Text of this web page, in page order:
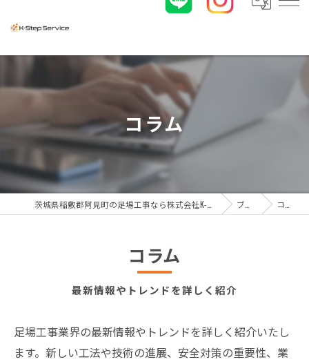
コラム
ブログ コラム
コラム
最新情報やトレンドを詳しく紹介
足場工事業界の最新情報やトレンドを詳しく紹介いたし
ます。新しい工法や技術の進展、安全対策の重要性、業